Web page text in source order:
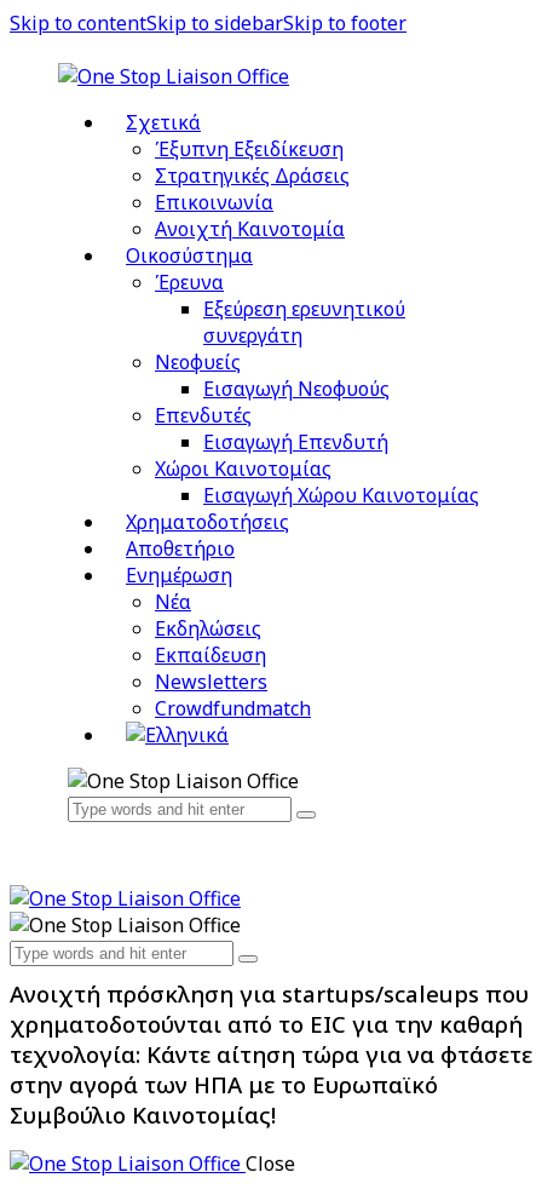
Skip to contentSkip to sidebarSkip to footer
Σχετικά
Έξυπνη Εξειδίκευση
Στρατηγικές Δράσεις
Επικοινωνία
Ανοιχτή Καινοτομία
Οικοσύστημα
Έρευνα
Εξεύρεση ερευνητικού
συνεργάτη
Νεοφυείς
Εισαγωγή Νεοφυούς
Επενδυτές
Εισαγωγή Επενδυτή
Χώροι Καινοτομίας
Εισαγωγή Χώρου Καινοτομίας
Χρηματοδοτήσεις
Αποθετήριο
Ενημέρωση
Νέα
Εκδηλώσεις
Εκπαίδευση
Newsletters
Crowdfundmatch
Ανοιχτή πρόσκληση για startups/scaleups που
χρηματοδοτούνται από το EIC για την καθαρή
τεχνολογία: Κάντε αίτηση τώρα για να φτάσετε
στην αγορά των ΗΠΑ με το Ευρωπαϊκό
Συμβούλιο Καινοτομίας!
Close